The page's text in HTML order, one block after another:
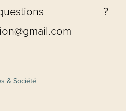
?
& Société